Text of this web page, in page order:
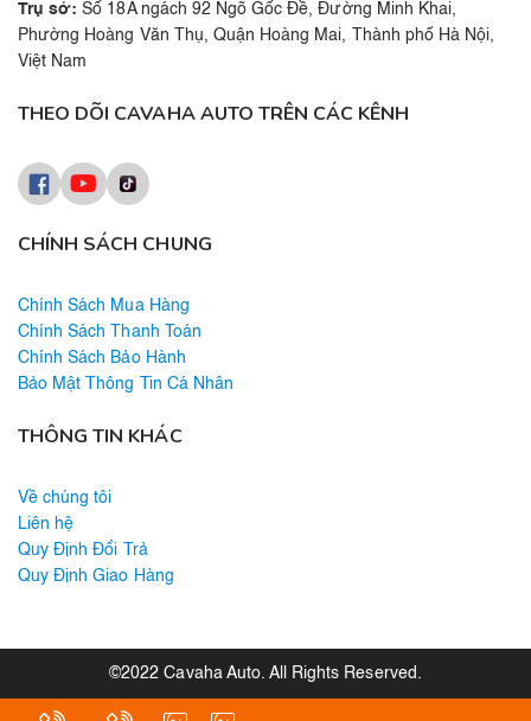
Trụ sở: Số 18A ngách 92 Ngõ Gốc Đề, Đường Minh Khai,
Phường Hoàng Văn Thụ, Quận Hoàng Mai, Thành phố Hà Nội,
Việt Nam
CHÍNH SÁCH CHUNG
Chính Sách Mua Hàng
Chính Sách Thanh Toán
Chính Sách Bảo Hành
Bảo Mật Thông Tin Cá Nhân
THÔNG TIN KHÁC
Về chúng tôi
Liên hệ
Quy Định Đổi Trả
Quy Định Giao Hàng
THEO DÕI CAVAHA AUTO TRÊN CÁC KÊNH
©2022 Cavaha Auto. All Rights Reserved.